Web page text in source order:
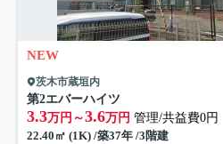
NEW
茨木市蔵垣内
第2エバーハイツ
3.3万円～3.6万円 管理/共益費0円
22.40㎡ (1K) /築37年 /3階建